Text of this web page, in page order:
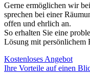
Gerne ermöglichen wir
sprechen bei einer
offen und ehrlich an.
So erhalten Sie eine
Lösung mit persönlichem
Kostenloses Angebot
Ihre Vorteile auf einen